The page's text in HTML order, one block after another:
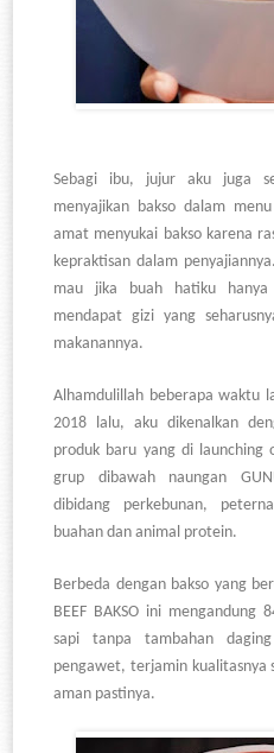
Sebagi ibu, jujur aku juga
menyajikan bakso dalam
amat menyukai bakso karena
kepraktisan dalam
mau jika buah hatiku
mendapat gizi yang
makanannya.
Alhamdulillah beberapa waktu
2018 lalu, aku dikenalkan
produk baru yang di launching
grup dibawah naungan
dibidang perkebunan,
buahan dan animal protein.
Berbeda dengan bakso yang
BEEF BAKSO ini mengandung
sapi tanpa tambahan
pengawet, terjamin kualitasnya
aman pastinya.